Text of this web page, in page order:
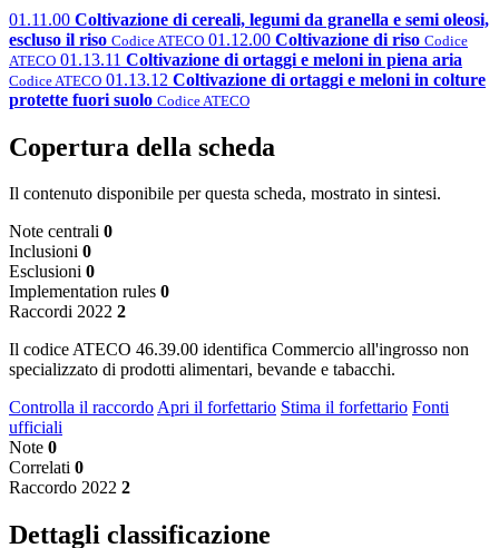
01.11.00 Coltivazione di cereali, legumi da granella e semi oleosi,
escluso il riso Codice ATECO 01.12.00 Coltivazione di riso Codice
ATECO 01.13.11 Coltivazione di ortaggi e meloni in piena aria
Codice ATECO 01.13.12 Coltivazione di ortaggi e meloni in colture
protette fuori suolo Codice ATECO
Copertura della scheda
Il contenuto disponibile per questa scheda, mostrato in sintesi.
Note centrali 0
Inclusioni 0
Esclusioni 0
Implementation rules 0
Raccordi 2022 2
Il codice ATECO 46.39.00 identifica Commercio all'ingrosso non
specializzato di prodotti alimentari, bevande e tabacchi.
Controlla il raccordoApri il forfettario Stima il forfettario Fonti
ufficiali
Note 0
Correlati 0
Raccordo 2022 2
Dettagli classificazione